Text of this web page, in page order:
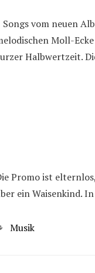
Songs vom neuen
Moll-
Halbwertzeit.
Promo ist
ein Waisenkind.
Musik